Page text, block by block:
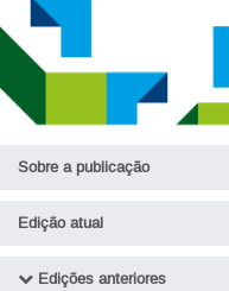
Sobre a publicação
Edição atual
Edições anteriores